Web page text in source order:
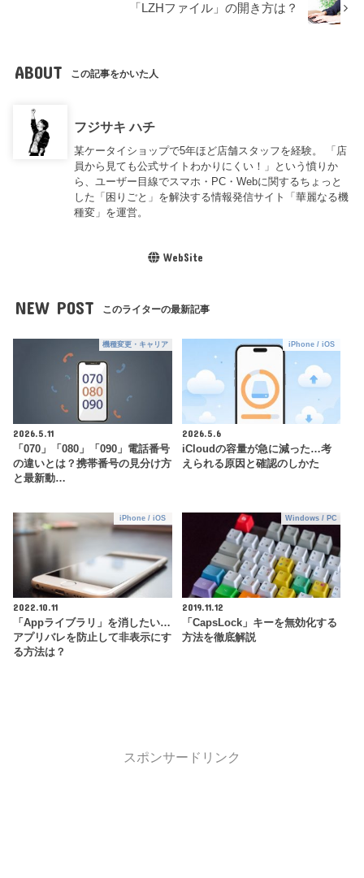
「LZHファイル」の開き方は？
ABOUT この記事をかいた人
フジサキ ハチ
某ケータイショップで5年ほど店舗スタッフを経験。 「店
員から見ても公式サイトわかりにくい！」という憤りか
ら、ユーザー目線でスマホ・PC・Webに関するちょっと
した「困りごと」を解決する情報発信サイト「華麗なる機
種変」を運営。
WebSite
NEW POST このライターの最新記事
機種変更・キャリア
2026.5.11
「070」「080」「090」電話番号
の違いとは？携帯番号の見分け方
と最新動…
iPhone / iOS
2026.5.6
iCloudの容量が急に減った…考
えられる原因と確認のしかた
iPhone / iOS
2022.10.11
「Appライブラリ」を消したい…
アプリバレを防止して非表示にす
る方法は？
Windows / PC
2019.11.12
「CapsLock」キーを無効化する
方法を徹底解説
スポンサードリンク